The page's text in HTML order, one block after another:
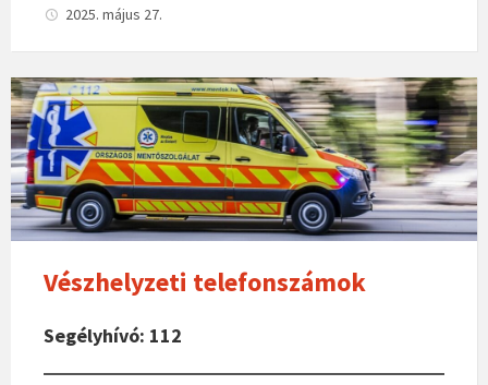
b
o
o
k
m
eg
2025. május 27.
Vészhelyzeti telefonszámok
Segélyhívó: 112